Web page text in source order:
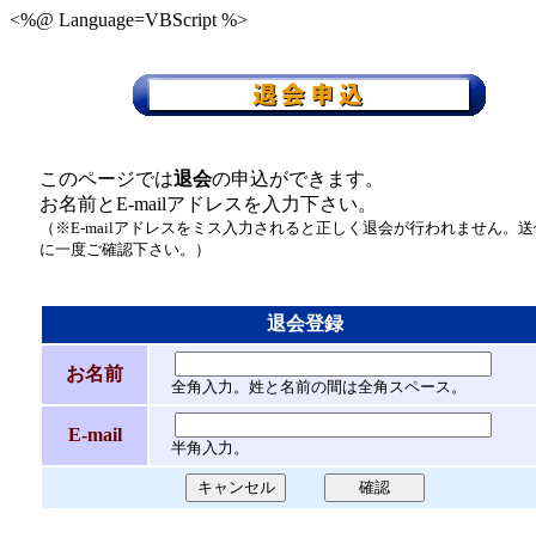
<%@ Language=VBScript %>
このページでは退会の申込ができます。
お名前とE-mailアドレスを入力下さい。
（※E-mailアドレスをミス入力されると正しく退会が行われません。
に一度ご確認下さい。）
退会登録
お名前
全角入力。姓と名前の間は全角スペース。
E-mail
半角入力。